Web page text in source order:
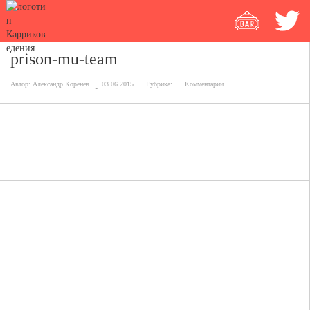
prison-mu-team
Автор: Александр Коренев 03.06.2015 Рубрика: Комментарии